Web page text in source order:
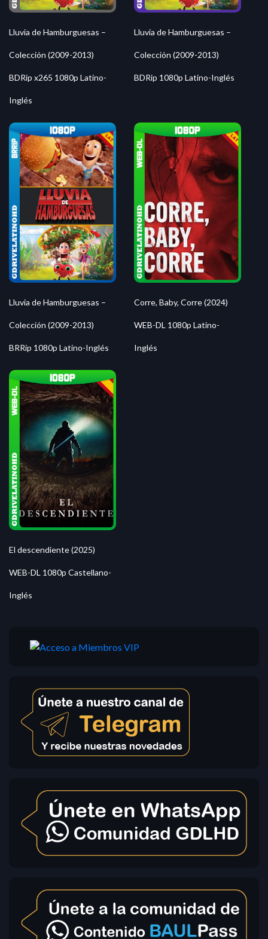
Lluvia de Hamburguesas –
Colección (2009-2013)
BDRip x265 1080p Latino-
Inglés
Lluvia de Hamburguesas –
Colección (2009-2013)
BDRip 1080p Latino-Inglés
Lluvia de Hamburguesas –
Colección (2009-2013)
BRRip 1080p Latino-Inglés
Corre, Baby, Corre (2024)
WEB-DL 1080p Latino-
Inglés
El descendiente (2025)
WEB-DL 1080p Castellano-
Inglés